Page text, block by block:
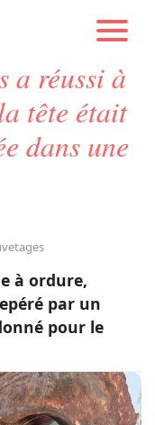
a réussi à
tête était
dans une
à ordure,
par un
pour le